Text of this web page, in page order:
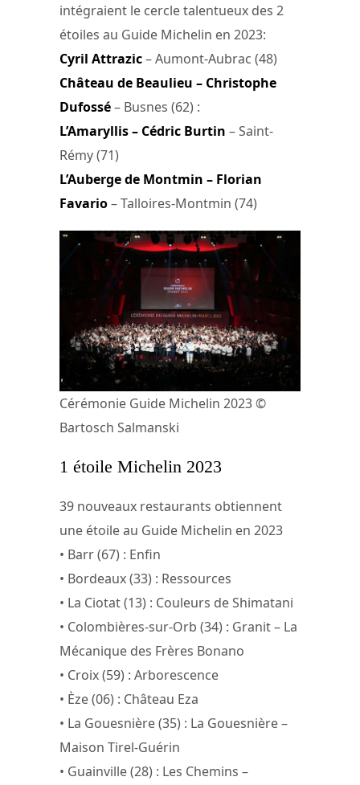
intégraient le cercle talentueux des 2
étoiles au Guide Michelin en 2023:
Cyril Attrazic– Aumont-Aubrac (48)
Château de Beaulieu – Christophe
Dufossé– Busnes (62) :
L’Amaryllis – Cédric Burtin – Saint-
Rémy (71)
L’Auberge de Montmin – Florian
Favario– Talloires-Montmin (74)
Cérémonie Guide Michelin 2023 ©
Bartosch Salmanski
1 étoile Michelin 2023
39 nouveaux restaurants obtiennent
une étoile au Guide Michelin en 2023
• Barr (67) : Enfin
• Bordeaux (33) : Ressources
• La Ciotat (13) : Couleurs de Shimatani
• Colombières-sur-Orb (34) : Granit – La
Mécanique des Frères Bonano
• Croix (59) : Arborescence
• Èze (06) : Château Eza
• La Gouesnière (35) : La Gouesnière –
Maison Tirel-Guérin
• Guainville (28) : Les Chemins –